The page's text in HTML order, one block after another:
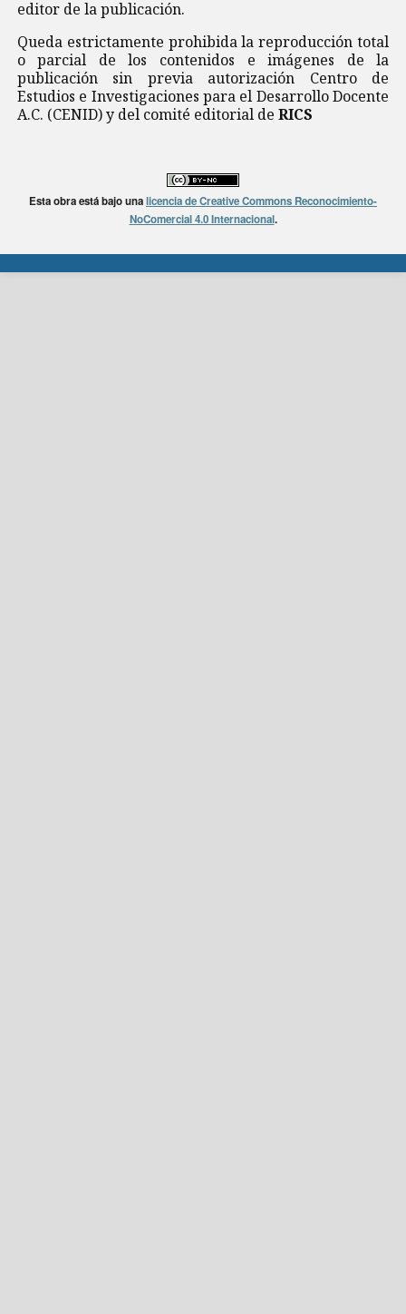
editor de la publicación.
Queda estrictamente prohibida la reproducción total
o parcial de los contenidos e imágenes de la
publicación sin previa autorización Centro de
Estudios e Investigaciones para el Desarrollo Docente
A.C. (CENID) y del comité editorial de RICS
Esta obra está bajo unalicencia de Creative Commons Reconocimiento-
NoComercial 4.0 Internacional.